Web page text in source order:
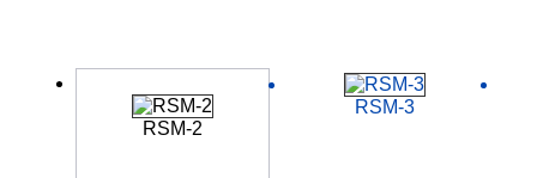
RSM-2
RSM-3